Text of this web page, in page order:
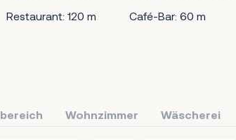
Restaurant: 120 m
Café-Bar: 60 m
Wohnzimmer Wäscherei